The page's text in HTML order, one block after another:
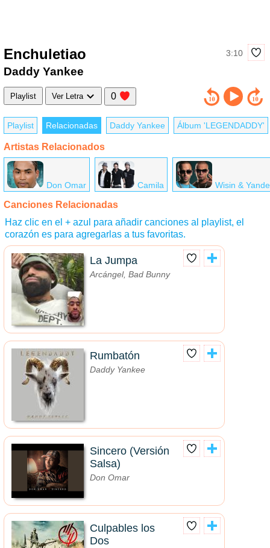
Enchuletiao 3:10
Daddy Yankee
Playlist Ver Letra 0
Playlist Relacionadas Daddy Yankee Álbum 'LEGENDADDY'
Artistas Relacionados
Don Omar Camila Wisin &
Canciones Relacionadas
Haz clic en el + azul para añadir canciones al playlist, el
corazón es para agregarlas a tus favoritas.
La Jumpa
Arcángel, Bad Bunny
Rumbatón
Daddy Yankee
Sincero (Versión
Salsa)
Don Omar
Culpables los
Dos